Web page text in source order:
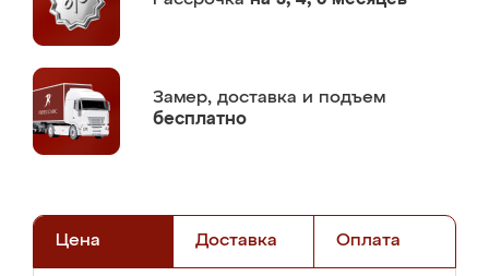
Замер, доставка и подъем
бесплатно
Цена Доставка Оплата